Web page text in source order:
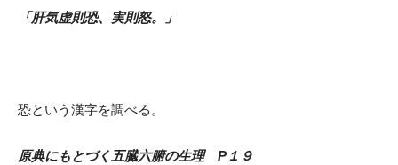
「肝気虚則恐、実則怒。」
恐という漢字を調べる。
原典にもとづく五臓六腑の生理 P１９